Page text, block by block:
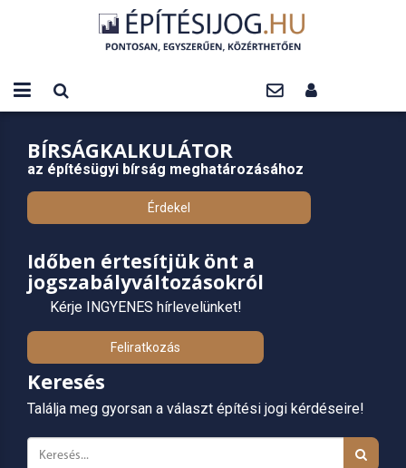
BÍRSÁGKALKULÁTOR
az építésügyi bírság meghatározásához
Érdekel
Időben értesítjük önt a
jogszabályváltozásokról
Kérje INGYENES hírlevelünket!
Feliratkozás
Keresés
Találja meg gyorsan a választ építési jogi kérdéseire!